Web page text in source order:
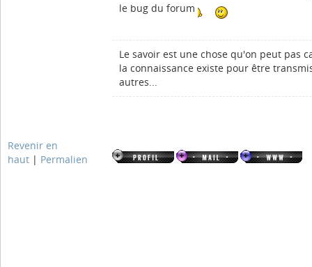
le bug du forum
Le savoir est une chose qu'on peut pas
la connaissance existe pour être
autres...
Revenir en
haut | Permalien